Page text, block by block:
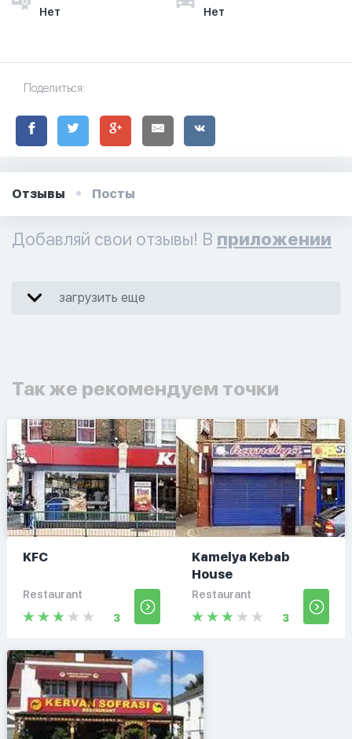
Нет
Нет
Поделиться:
Отзывы Посты
Добавляй свои отзывы! В приложении
загрузить еще
Так же рекомендуем точки
KFC
Restaurant
3
Kamelya Kebab
House
Restaurant
3